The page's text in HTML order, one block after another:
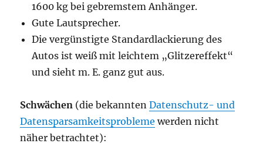
1600 kg bei gebremstem Anhänger.
Gute Lautsprecher.
Die vergünstigte Standardlackierung des
Autos ist weiß mit leichtem „Glitzereffekt“
und sieht m. E. ganz gut aus.
Schwächen (die bekanntenDatenschutz- und
Datensparsamkeitsprobleme werden nicht
näher betrachtet):